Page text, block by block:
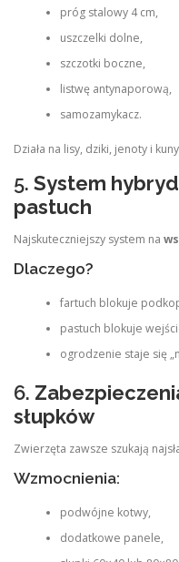
próg stalowy 4 cm,
uszczelki dolne,
szczotki boczne,
listwę antynaporową,
samozamykacz.
Działa na lisy, dziki, jenoty i
5. System
pastuch
Najskuteczniejszy system na
Dlaczego?
fartuch blokuje
pastuch blokuje
ogrodzenie staje się
6.
słupków
Zwierzęta zawsze szukają
Wzmocnienia:
podwójne kotwy,
dodatkowe panele,